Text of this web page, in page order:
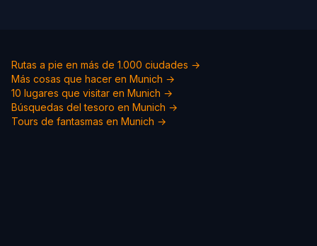
Rutas a pie en más de 1.000 ciudades →
Más cosas que hacer en Munich →
10 lugares que visitar en Munich →
Búsquedas del tesoro en Munich →
Tours de fantasmas en Munich →